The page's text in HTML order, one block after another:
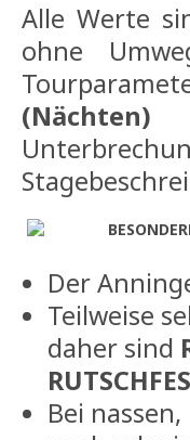
Alle Werte
ohne
(Nächten)
Der
Teilweise
daher sind
Bei